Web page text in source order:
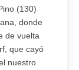
(130)
donde
de vuelta
que cayó
nuestro